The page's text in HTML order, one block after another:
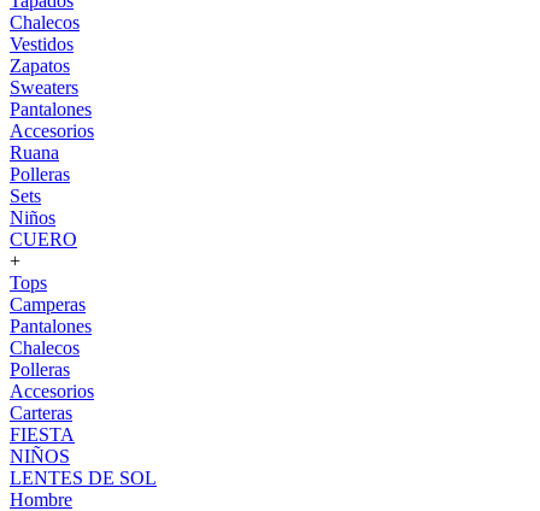
Chalecos
Vestidos
Zapatos
Sweaters
Pantalones
Accesorios
Ruana
Polleras
Sets
Niños
CUERO
+
Tops
Camperas
Pantalones
Chalecos
Polleras
Accesorios
Carteras
FIESTA
NIÑOS
LENTES DE SOL
Hombre